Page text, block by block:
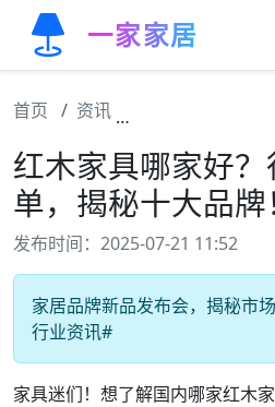
一家家居
首页 资讯
红木家具哪家好
单，揭秘十大品牌
发布时间：2025-07-21 11:52
家居品牌新品发布会，揭秘市
行业资讯#
家具迷们！想了解国内哪家红木